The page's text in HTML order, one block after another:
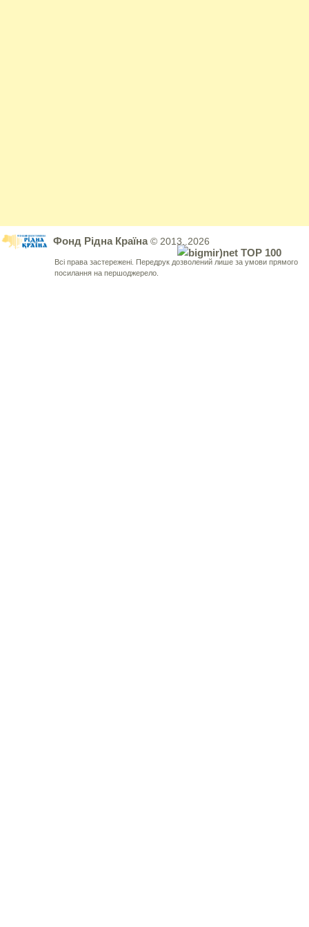
Фонд Рідна Країна© 2013..2026
Всі права застережені. Передрук дозволений лише за умови прямого
посилання на першоджерело.